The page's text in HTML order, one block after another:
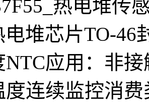
热电堆传
电堆芯片TO-46
NTC应用：非
度连续监控消